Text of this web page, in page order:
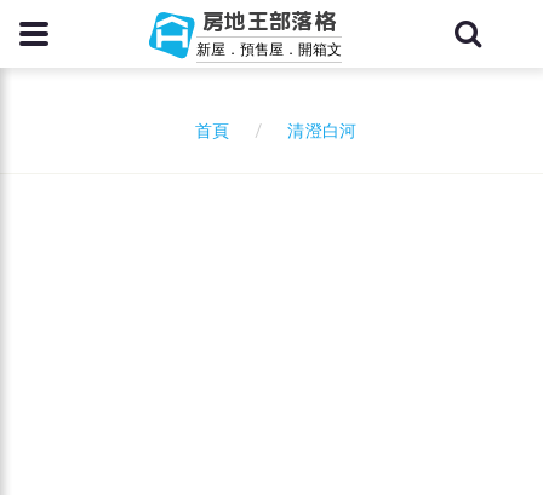
房地王部落格
新屋．預售屋．開箱文
首頁 清澄白河